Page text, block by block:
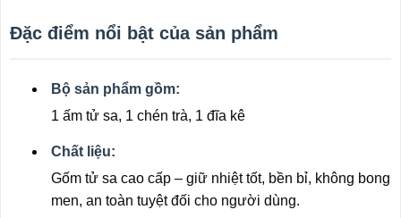
Đặc điểm nổi bật của sản phẩm
Bộ sản phẩm gồm:
1 ấm tử sa, 1 chén trà, 1 đĩa kê
Chất liệu:
Gốm tử sa cao cấp – giữ nhiệt tốt, bền bỉ, không bong
men, an toàn tuyệt đối cho người dùng.